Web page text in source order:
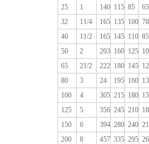
25
1 140 115 85
65
32
11/4 165 135 100 78
40
11/2 165 145 110 85
50
2 203 160 125 10
65
21/2 222 180 145
80
3 24 195 160
100
4 305 215 180
125
5 356 245 210
150
6 394 280 240
200
8 457 335 295